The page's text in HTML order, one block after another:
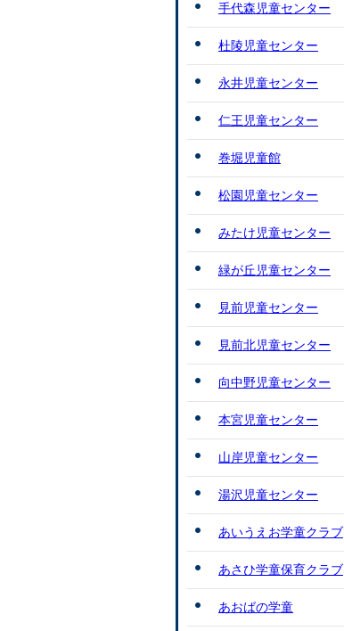
手代森児童センター
杜陵児童センター
永井児童センター
仁王児童センター
巻堀児童館
松園児童センター
みたけ児童センター
緑が丘児童センター
見前児童センター
見前北児童センター
向中野児童センター
本宮児童センター
山岸児童センター
湯沢児童センター
あいうえお学童クラブ
あさひ学童保育クラブ
あおばの学童